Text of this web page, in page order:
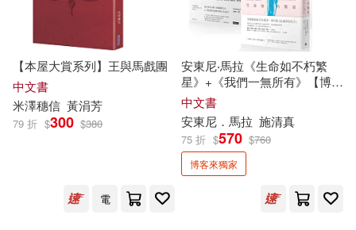
（英）安娜·西韋爾(8)
（英）愛德華·吉本(8)
Bunny Urasawa(7)
教育部國民及學前教育署(30)
上海書店出版社(29)
安徽人民出版社(29)
【本屋大賞系列】王與馬戲團
中文書
米澤穗信 黃涓芳
79 折 $300 $380
電
安東尼‧馬拉《生命如不朽繁
星》+《我們一無所有》【博客
來獨家套書】
中文書
安東尼．馬拉 施清真
75 折 $570 $760
博客來獨家